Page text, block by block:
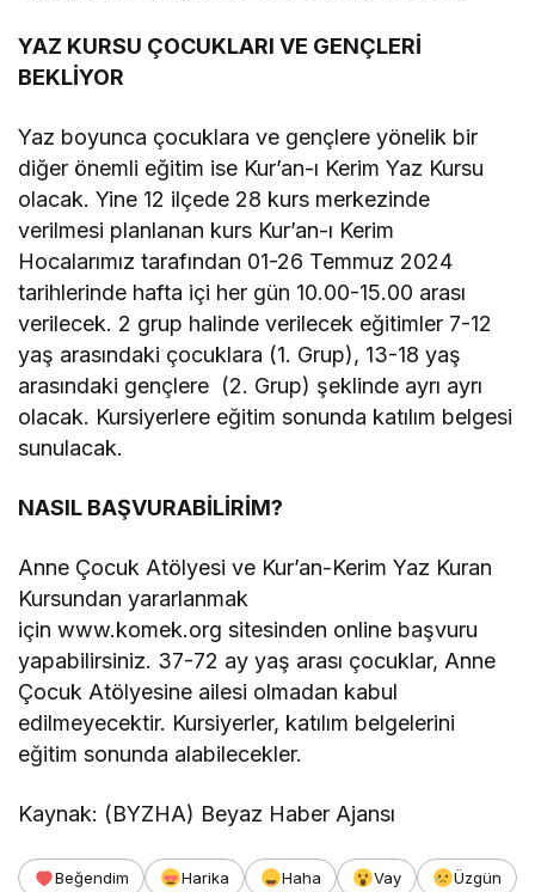
YAZ KURSU ÇOCUKLARI VE GENÇLERİ
BEKLİYOR
Yaz boyunca çocuklara ve gençlere yönelik bir
diğer önemli eğitim ise Kur’an-ı Kerim Yaz Kursu
olacak. Yine 12 ilçede 28 kurs merkezinde
verilmesi planlanan kurs Kur’an-ı Kerim
Hocalarımız tarafından 01-26 Temmuz 2024
tarihlerinde hafta içi her gün 10.00-15.00 arası
verilecek. 2 grup halinde verilecek eğitimler 7-12
yaş arasındaki çocuklara (1. Grup), 13-18 yaş
arasındaki gençlere (2. Grup) şeklinde ayrı ayrı
olacak. Kursiyerlere eğitim sonunda katılım belgesi
sunulacak.
NASIL BAŞVURABİLİRİM?
Anne Çocuk Atölyesi ve Kur’an-Kerim Yaz Kuran
Kursundan yararlanmak
için www.komek.org sitesinden online başvuru
yapabilirsiniz. 37-72 ay yaş arası çocuklar, Anne
Çocuk Atölyesine ailesi olmadan kabul
edilmeyecektir. Kursiyerler, katılım belgelerini
eğitim sonunda alabilecekler.
Kaynak: (BYZHA) Beyaz Haber Ajansı
Beğendim Harika Haha Vay Üzgün